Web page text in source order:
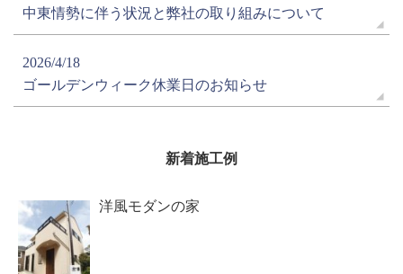
中東情勢に伴う状況と弊社の取り組みについて
2026/4/18
ゴールデンウィーク休業日のお知らせ
新着施工例
洋風モダンの家